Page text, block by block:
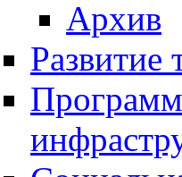
Архив
Развитие